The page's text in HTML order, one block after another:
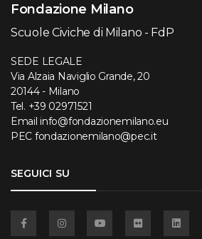
Fondazione Milano
Scuole Civiche di Milano - FdP
SEDE LEGALE
Via Alzaia Naviglio Grande, 20
20144 - Milano
Tel. +39 02971521
Email info@fondazionemilano.eu
PEC fondazionemilano@pec.it
SEGUICI SU